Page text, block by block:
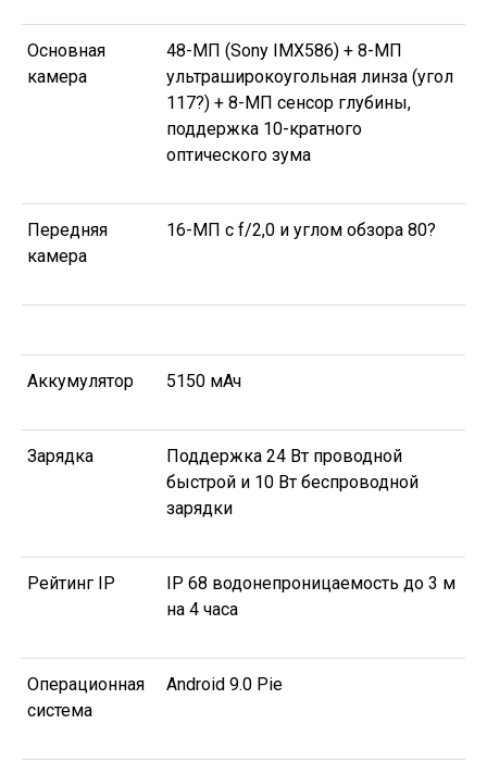
Основная
камера
48-МП (Sony IMX586) + 8-МП
ультраширокоугольная линза (угол
117?) + 8-МП сенсор глубины,
поддержка 10-кратного
оптического зума
Передняя
камера
16-МП с f/2,0 и углом обзора 80?
Аккумулятор 5150 мАч
Зарядка
Поддержка 24 Вт проводной
быстрой и 10 Вт беспроводной
зарядки
Рейтинг IP
IP 68 водонепроницаемость до 3 м
на 4 часа
Операционная
система
Android 9.0 Pie